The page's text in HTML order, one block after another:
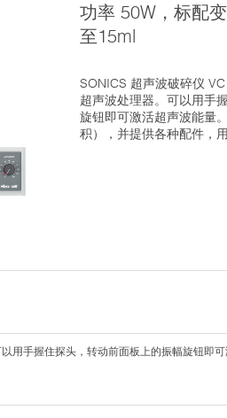
功率 50W，标配
至15ml
SONICS 超声波破碎仪
超声波处理器。可以用手
旋钮即可激活超声波能量
积），并提供各种配件，
用手握住探头，转动前面板上的振幅旋钮即